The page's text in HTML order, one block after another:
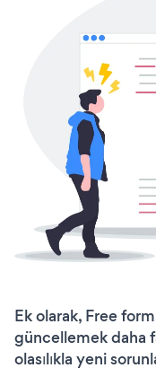
Ek olarak, Free
güncellemek daha
olasılıkla yeni